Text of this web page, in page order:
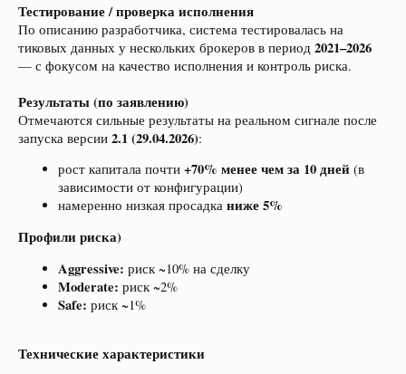
Тестирование / проверка исполнения
По описанию разработчика, система тестировалась на
тиковых данных у нескольких брокеров в период 2021–2026
— с фокусом на качество исполнения и контроль риска.
Результаты (по заявлению)
Отмечаются сильные результаты на реальном сигнале после
запуска версии 2.1 (29.04.2026):
рост капитала почти +70% менее чем за 10 дней (в
зависимости от конфигурации)
намеренно низкая просадка ниже 5%
Профили риска)
Aggressive: риск ~10% на сделку
Moderate: риск ~2%
Safe: риск ~1%
Технические характеристики